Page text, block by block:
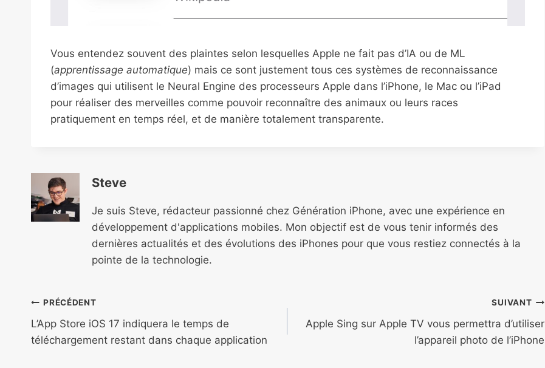
Vous entendez souvent des plaintes selon lesquelles Apple ne fait pas d’IA ou de ML
(apprentissage automatique) mais ce sont justement tous ces systèmes de reconnaissance
d’images qui utilisent le Neural Engine des processeurs Apple dans l’iPhone, le Mac ou l’iPad
pour réaliser des merveilles comme pouvoir reconnaître des animaux ou leurs races
pratiquement en temps réel, et de manière totalement transparente.
Steve
Je suis Steve, rédacteur passionné chez Génération iPhone, avec une expérience en
développement d'applications mobiles. Mon objectif est de vous tenir informés des
dernières actualités et des évolutions des iPhones pour que vous restiez connectés à la
pointe de la technologie.
Navigation
de
l’article
PRÉCÉDENT
L’App Store iOS 17 indiquera le temps de
téléchargement restant dans chaque application
SUIVANT
Apple Sing sur Apple TV vous permettra d’utiliser
l’appareil photo de l’iPhone